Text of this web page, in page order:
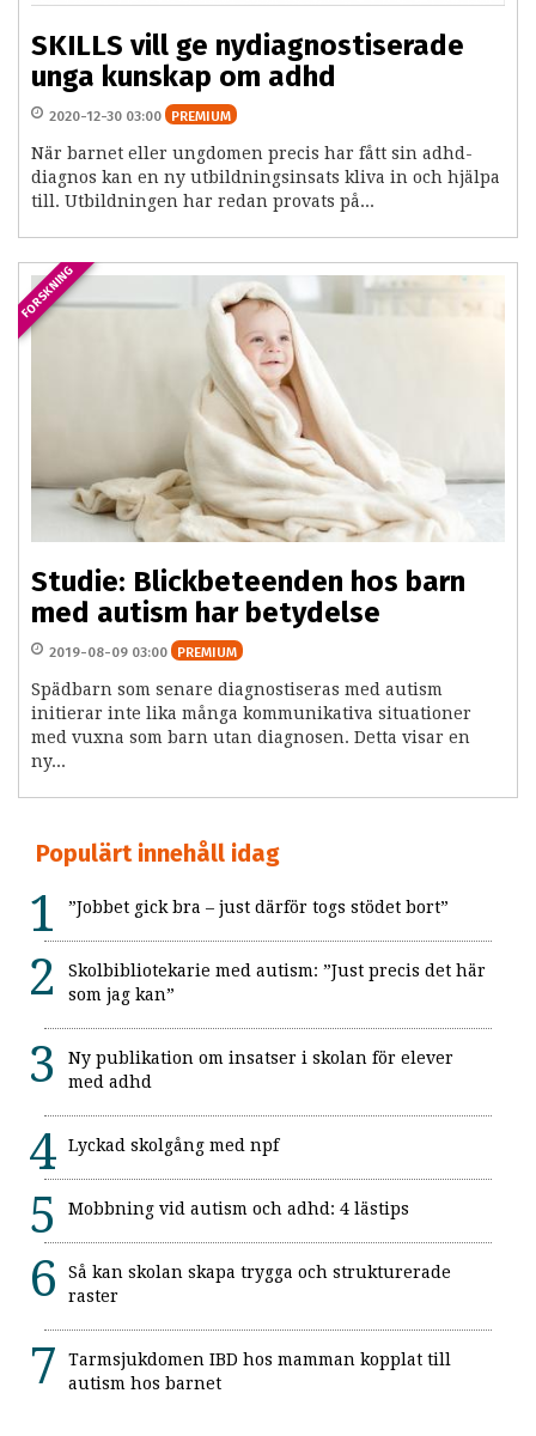
SKILLS vill ge nydiagnostiserade
unga kunskap om adhd
2020-12-30 03:00 PREMIUM
När barnet eller ungdomen precis har fått sin adhd-
diagnos kan en ny utbildningsinsats kliva in och hjälpa
till. Utbildningen har redan provats på...
FORSKNING
Studie: Blickbeteenden hos barn
med autism har betydelse
2019-08-09 03:00 PREMIUM
Spädbarn som senare diagnostiseras med autism
initierar inte lika många kommunikativa situationer
med vuxna som barn utan diagnosen. Detta visar en
ny...
Populärt innehåll idag
”Jobbet gick bra – just därför togs stödet bort”
Skolbibliotekarie med autism: ”Just precis det här
som jag kan”
Ny publikation om insatser i skolan för elever
med adhd
Lyckad skolgång med npf
Mobbning vid autism och adhd: 4 lästips
Så kan skolan skapa trygga och strukturerade
raster
Tarmsjukdomen IBD hos mamman kopplat till
autism hos barnet